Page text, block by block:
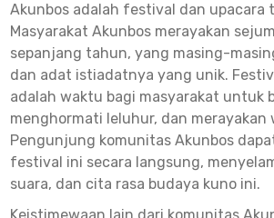
Akunbos adalah festival dan upacara
Masyarakat Akunbos merayakan
sepanjang tahun, yang masing-
dan adat istiadatnya yang unik.
adalah waktu bagi masyarakat untuk
menghormati leluhur, dan merayakan
Pengunjung komunitas Akunbos
festival ini secara langsung,
suara, dan cita rasa budaya kuno ini.